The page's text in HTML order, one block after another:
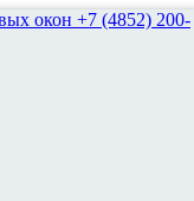
окон +7 (4852) 200-